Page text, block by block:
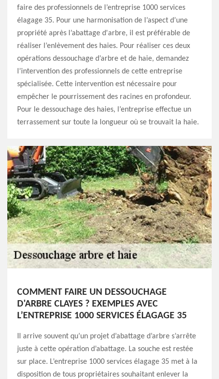
faire des professionnels de l’entreprise 1000 services
élagage 35. Pour une harmonisation de l’aspect d’une
propriété après l’abattage d'arbre, il est préférable de
réaliser l’enlèvement des haies. Pour réaliser ces deux
opérations dessouchage d’arbre et de haie, demandez
l’intervention des professionnels de cette entreprise
spécialisée. Cette intervention est nécessaire pour
empêcher le pourrissement des racines en profondeur.
Pour le dessouchage des haies, l’entreprise effectue un
terrassement sur toute la longueur où se trouvait la haie.
COMMENT FAIRE UN DESSOUCHAGE
D'ARBRE CLAYES ? EXEMPLES AVEC
L’ENTREPRISE 1000 SERVICES ÉLAGAGE 35
Il arrive souvent qu’un projet d’abattage d’arbre s’arrête
juste à cette opération d’abattage. La souche est restée
sur place. L’entreprise 1000 services élagage 35 met à la
disposition de tous propriétaires souhaitant enlever la